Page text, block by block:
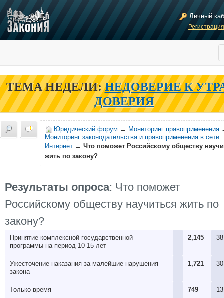
Личный
ТЕМА НЕДЕЛИ: НЕДОВЕРИЕ К
ДОВЕРИЯ
Юридический форум → Мониторинг правоприменения
Мониторинг законодательства и правоприменения в сети
Интернет → Что поможет Российскому обществу
жить по закону?
Результаты опроса: Что поможет
Российскому обществу научиться жить по
закону?
Принятие комплексной государственной
программы на период 10-15 лет
2,145
Ужесточение наказания за малейшие нарушения
закона
1,721
Только время 749